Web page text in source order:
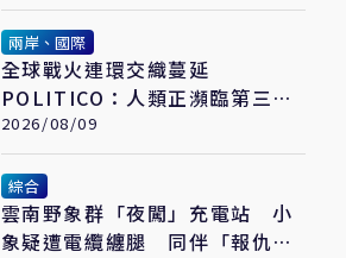
兩岸、國際
全球戰火連環交織蔓延
POLITICO：人類正瀕臨第三次
世界大戰
2026/08/09
綜合
雲南野象群「夜闖」充電站 小
象疑遭電纜纏腿 同伴「報仇」